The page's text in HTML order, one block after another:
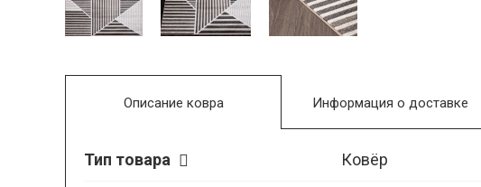
Описание ковра
Тип товара Ковёр
Информация о доставке